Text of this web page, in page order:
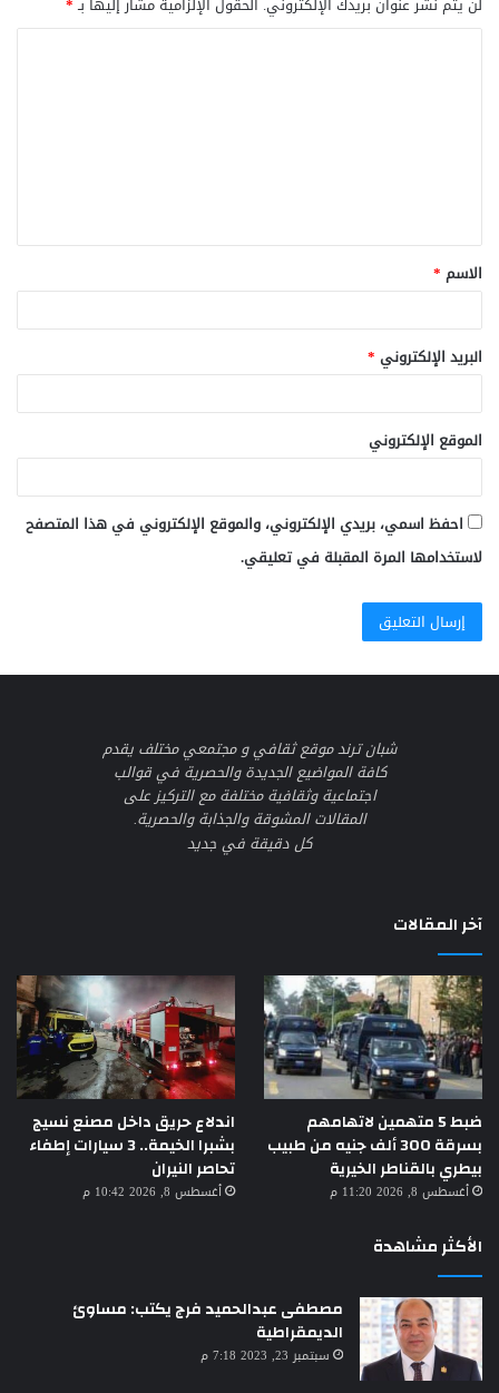
ق
*
الاسم *
البريد الإلكتروني *
الموقع الإلكتروني
احفظ اسمي، بريدي الإلكتروني، والموقع الإلكتروني في هذا المتصفح
لاستخدامها المرة المقبلة في تعليقي.
شبان ترند موقع ثقافي و مجتمعي مختلف يقدم
كافة المواضيع الجديدة والحصرية في قوالب
اجتماعية وثقافية مختلفة مع التركيز على
المقالات المشوقة والجذابة والحصرية.
كل دقيقة في جديد
آخر المقالات
ضبط 5 متهمين لاتهامهم
بسرقة 300 ألف جنيه من طبيب
بيطري بالقناطر الخيرية
أغسطس 8, 2026 11:20 م
اندلاع حريق داخل مصنع نسيج
بشبرا الخيمة.. 3 سيارات إطفاء
تحاصر النيران
أغسطس 8, 2026 10:42 م
الأكثر مشاهدة
مصطفى عبدالحميد فرج يكتب: مساوئ
الديمقراطية
سبتمبر 23, 2023 7:18 م